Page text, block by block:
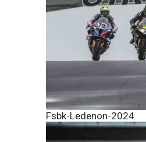
Fsbk-Ledenon-2024